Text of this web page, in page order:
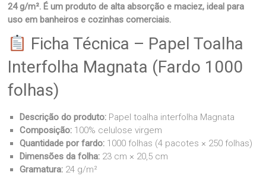
24 g/m². É um produto de alta absorção e maciez, ideal para
uso em banheiros e cozinhas comerciais.
Ficha Técnica – Papel Toalha
Interfolha Magnata (Fardo 1000
folhas)
Descrição do produto: Papel toalha interfolha Magnata
Composição: 100% celulose virgem
Quantidade por fardo: 1000 folhas (4 pacotes × 250 folhas)
Dimensões da folha: 23 cm × 20,5 cm
Gramatura: 24 g/m²